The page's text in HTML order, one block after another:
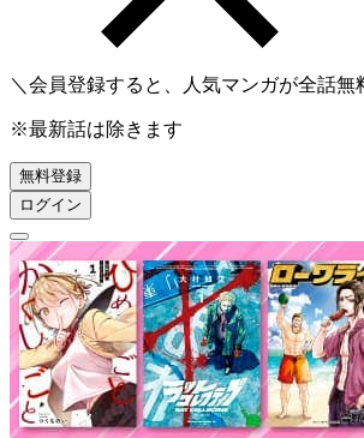
＼会員登録すると、人気マンガが全話無
※最新話は除きます
無料登録
ログイン